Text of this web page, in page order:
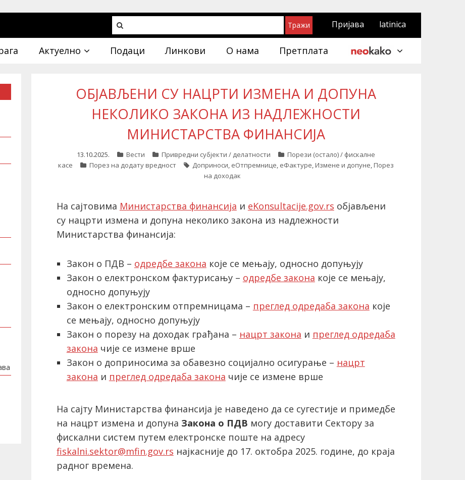
Пријава latinica
Актуелно Подаци Линкови О нама Претплата
ОБЈАВЉЕНИ СУ НАЦРТИ ИЗМЕНА И ДОПУНА
НЕКОЛИКО ЗАКОНА ИЗ НАДЛЕЖНОСТИ
МИНИСТАРСТВА ФИНАНСИЈА
13.10.2025. Вести Привредни субјекти / делатности
Порези (остало) / фискалне
касе
Порез на додату вредност Доприноси, еОтпремнице, еФактуре, Измене и допуне, Порез
на доходак
На сајтовима Министарства финансија и eKonsultacije.gov.rs објављени
су нацрти измена и допуна неколико закона из надлежности
Министарства финансија:
Закон о ПДВ – одредбе закона које се мењају, односно допуњују
Закон о електронском фактурисању – одредбе закона које се мењају,
односно допуњују
Закон о електронским отпремницама – преглед одредаба закона које
се мењају, односно допуњују
Закон о порезу на доходак грађана – нацрт закона и преглед одредаба
закона чије се измене врше
Закон о доприносима за обавезно социјално осигурање – нацрт
закона и преглед одредаба закона чије се измене врше
На сајту Министарства финансија је наведено да се сугестије и примедбе
на нацрт измена и допуна Закона о ПДВ могу доставити Сектору за
фискални систем путем електронске поште на адресу
fiskalni.sektor@mfin.gov.rs најкасније до 17. октобра 2025. године, до краја
радног времена.